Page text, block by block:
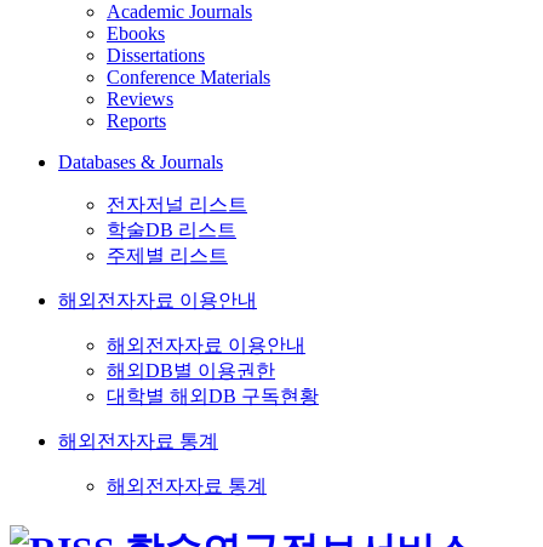
Academic Journals
Ebooks
Dissertations
Conference Materials
Reviews
Reports
Databases & Journals
전자저널 리스트
학술DB 리스트
주제별 리스트
해외전자자료 이용안내
해외전자자료 이용안내
해외DB별 이용권한
대학별 해외DB 구독현황
해외전자자료 통계
해외전자자료 통계